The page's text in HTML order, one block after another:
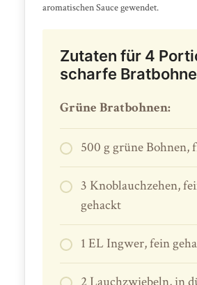
aromatischen Sauce gewendet.
Zutaten für 4
scharfe
Grüne Bratbohnen:
500 g grüne Bohnen,
3 Knoblauchzehen,
gehackt
1 EL Ingwer, fein